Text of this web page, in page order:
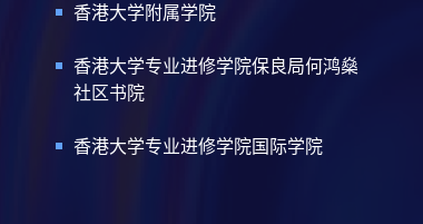
香港大学附属学院
香港大学专业进修学院保良局何鸿燊
社区书院
香港大学专业进修学院国际学院